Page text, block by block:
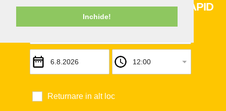
Inchide!
INCHIRIAZA O MASINA SIMPLU SI RAPID
Returnare in alt loc